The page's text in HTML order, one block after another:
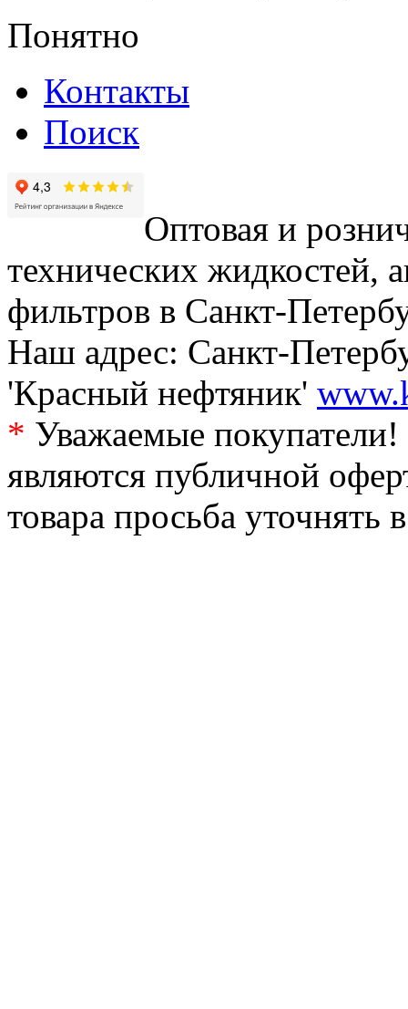
Понятно
Контакты
Поиск
Оптовая и
технических жидкостей,
фильтров в Санкт-
Наш адрес: Санкт-
'Красный нефтяник'
* Уважаемые
являются публичной
товара просьба уточнять